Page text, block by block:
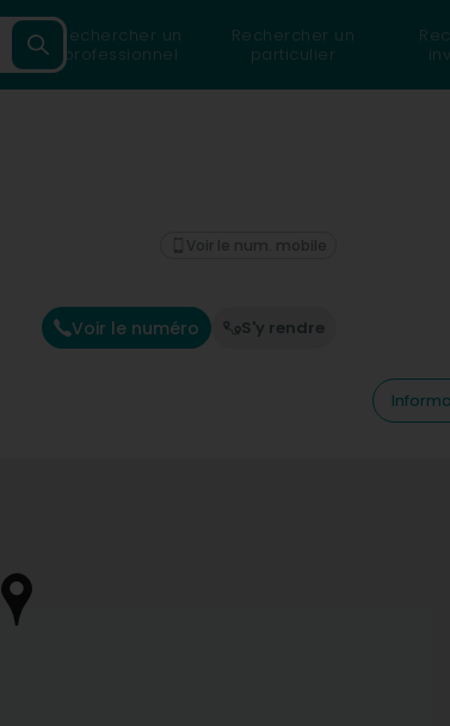
Rechercher un
professionnel
Rechercher un
particulier
Voir le numéro S'y rendre
Voir le num. mobile